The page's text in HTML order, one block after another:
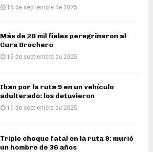
15 de septiembre de 2025
Más de 20 mil fieles peregrinaron al
Cura Brochero
15 de septiembre de 2025
Iban por la ruta 9 en un vehículo
adulterado: los detuvieron
10 de septiembre de 2025
Triple choque fatal en la ruta 9: murió
un hombre de 36 años